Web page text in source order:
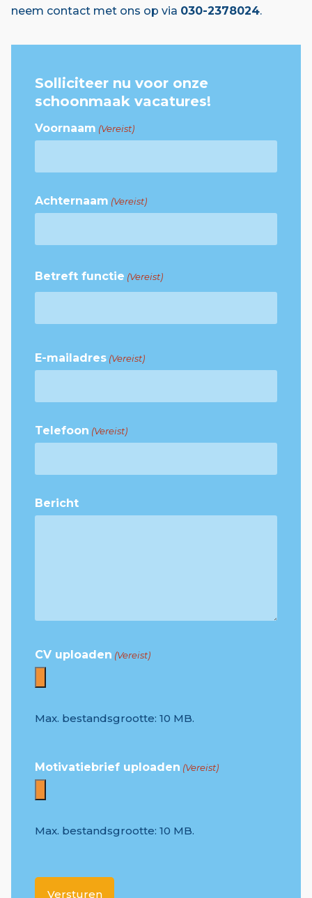
neem contact met ons op via 030-2378024.
Solliciteer nu voor onze
schoonmaak vacatures!
Voornaam (Vereist)
Achternaam (Vereist)
Betreft functie (Vereist)
E-mailadres (Vereist)
Telefoon (Vereist)
Bericht
CV uploaden (Vereist)
Max. bestandsgrootte: 10 MB.
Motivatiebrief uploaden (Vereist)
Max. bestandsgrootte: 10 MB.